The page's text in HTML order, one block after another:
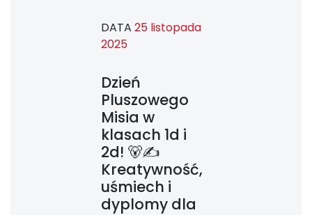
DATA 25 listopada
2025
Dzień
Pluszowego
Misia w
klasach 1d i
2d! 🐻✍️
Kreatywność,
uśmiech i
dyplomy dla